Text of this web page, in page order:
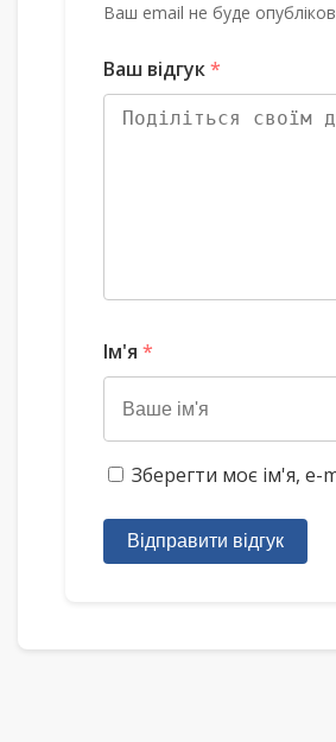
Ваш email не буде
Ваш відгук*
Ім'я *
Зберегти моє ім'я, e-
Відправити відгук